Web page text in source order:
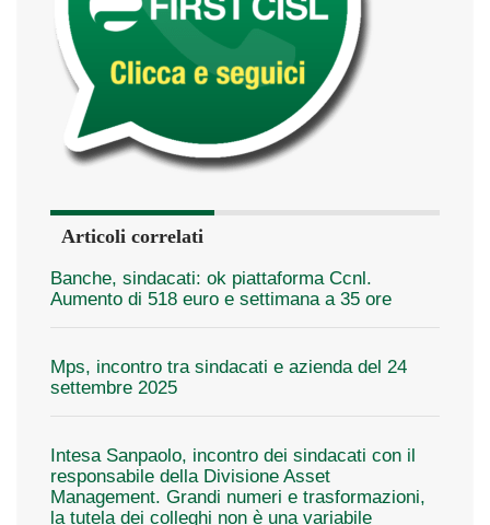
Articoli correlati
Banche, sindacati: ok piattaforma Ccnl.
Aumento di 518 euro e settimana a 35 ore
Mps, incontro tra sindacati e azienda del 24
settembre 2025
Intesa Sanpaolo, incontro dei sindacati con il
responsabile della Divisione Asset
Management. Grandi numeri e trasformazioni,
la tutela dei colleghi non è una variabile